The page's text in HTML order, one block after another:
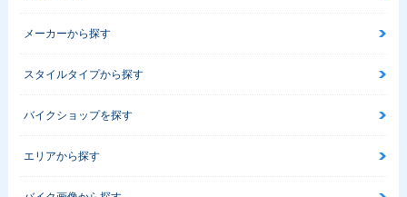
メーカーから探す
スタイルタイプから探す
バイクショップを探す
エリアから探す